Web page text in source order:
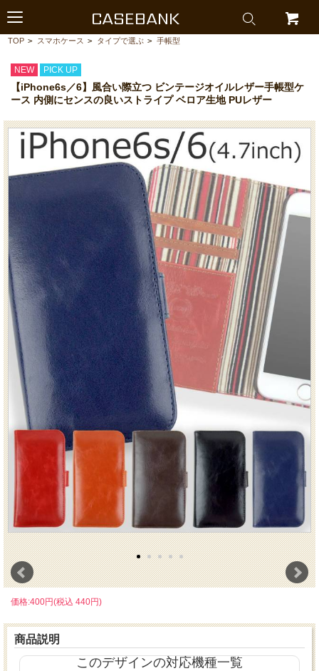
CASEBANK
TOP > スマホケース > タイプで選ぶ > 手帳型
NEW PICK UP
【iPhone6s／6】風合い際立つ ビンテージオイルレザー手帳型ケ
ース 内側にセンスの良いストライプ ベロア生地 PUレザー
価格:400円(税込 440円)
商品説明
このデザインの対応機種一覧